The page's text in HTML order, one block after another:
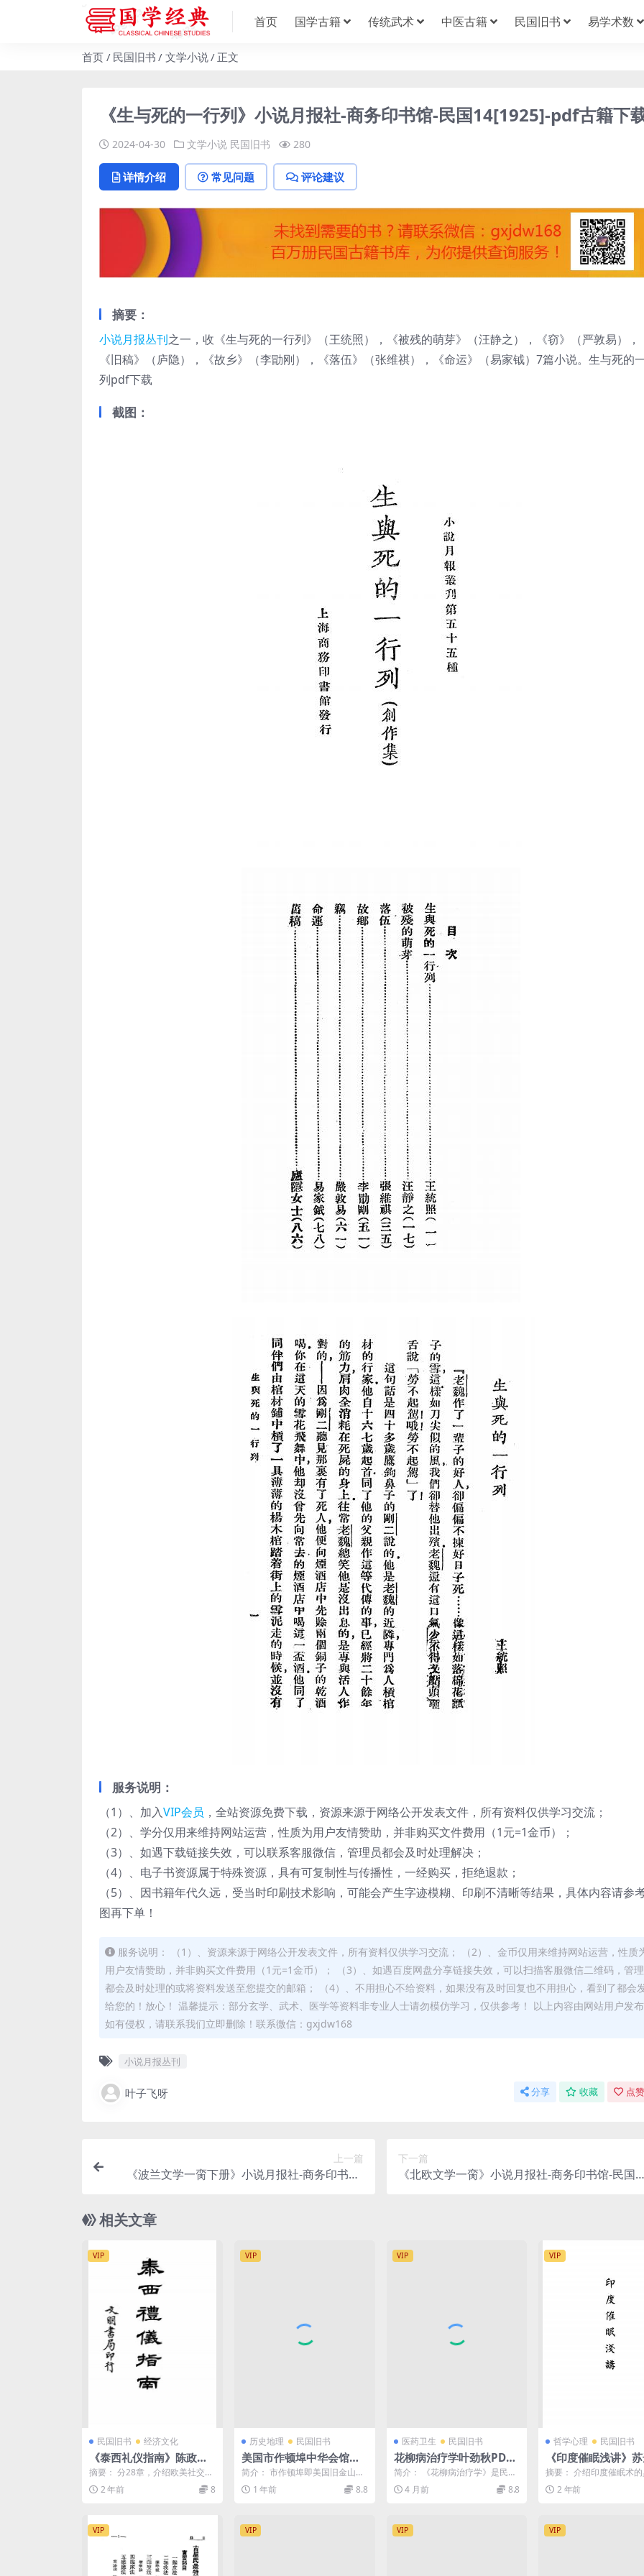
首页 国学古籍 传统武术 中医古籍 民国旧书 易学术数
首页 民国旧书 文学小说 正文
《生与死的一行列》小说月报社-商务印书馆-民国14[1925]-pdf古籍下
2024-04-30 文学小说 民国旧书 280
详情介绍 常见问题 评论建议
摘要：
小说月报丛刊之一，收《生与死的一行列》（王统照），《被残的萌芽》（汪静之），《窃》（严敦易），
《旧稿》（庐隐），《故乡》（李勖刚），《落伍》（张维祺），《命运》（易家钺）7篇小说。生与死的
列pdf下载
截图：
服务说明：
（1）、加入VIP会员 ，全站资源免费下载，资源来源于网络公开发表文件，所有资料仅供学习交流；
（2）、学分仅用来维持网站运营，性质为用户友情赞助，并非购买文件费用（1元=1金币）；
（3）、如遇下载链接失效，可以联系客服微信，管理员都会及时处理解决；
（4）、电子书资源属于特殊资源，具有可复制性与传播性，一经购买，拒绝退款；
（5）、因书籍年代久远，受当时印刷技术影响，可能会产生字迹模糊、印刷不清晰等结果，具体内容请参
图再下单！
服务说明： （1）、资源来源于网络公开发表文件，所有资料仅供学习交流； （2）、金币仅用来维持网站运营，性质
用户友情赞助，并非购买文件费用（1元=1金币）； （3）、如遇百度网盘分享链接失效，可以扫描客服微信二维码，管
都会及时处理的或将资料发送至您提交的邮箱； （4）、不用担心不给资料，如果没有及时回复也不用担心，看到了都会
给您的！放心！ 温馨提示：部分玄学、武术、医学等资料非专业人士请勿模仿学习，仅供参考！ 以上内容由网站用户发
如有侵权，请联系我们立即删除！联系微信：gxjdw168
小说月报丛刊
叶子飞呀 分享 收藏 点
上一篇
《波兰文学一脔下册》小说月报社-商务印书馆-
下一篇
《北欧文学一脔》小说月报社-商务印书馆-民国1
相关文章
VIP
民国旧书 经济文化
《泰西礼仪指南》陈政译
述-文明书局-民国12[192
3]-pdf古籍下载
摘要： 分28章，介绍欧美社交的
各种礼仪、礼节。泰西礼仪指南p
df下载 截图： ...
2 年前 8
VIP
历史地理 民国旧书
美国市作顿埠中华会馆救
国委员会九年抗战纪念录
黄俊杰PDF,抗战美国华侨
捐款救国研究史料
简介： 市作顿埠即美国旧金山
（San Francisco）的早期粤语译
名（...
1 年前 8.8
VIP
医药卫生 民国旧书
花柳病治疗学叶劲秋PDF
下载
简介： 《花柳病治疗学》是民国
时期中医医家叶劲秋撰写的一部
关于性病（花柳病）治疗...
4 月前 8.8
VIP
哲学心理 民国旧书
《印度催眠浅讲》
讲-中国心灵研究会-
十四年[1935]-催眠
摘要： 介绍印度催眠术
法。印度催眠浅讲pdf下
图： 服务说明： （...
2 年前
VIP VIP VIP VIP